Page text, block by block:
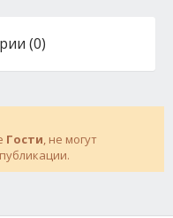
(0)
Гости, не могут